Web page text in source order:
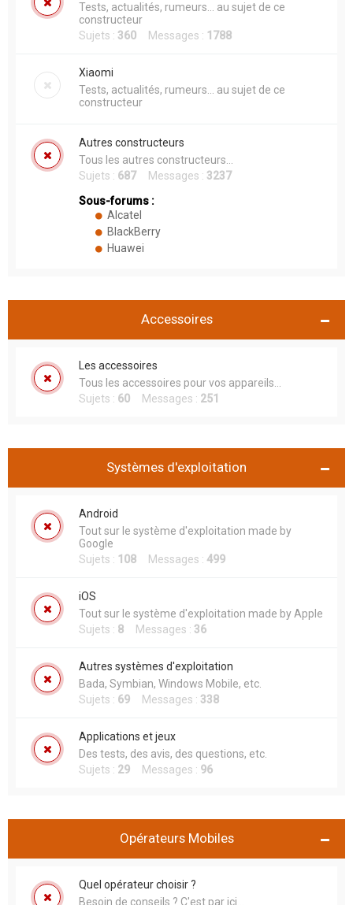
Tests, actualités, rumeurs... au sujet de ce
constructeur
Sujets : 360 Messages : 1788
Xiaomi
Tests, actualités, rumeurs... au sujet de ce
constructeur
Autres constructeurs
Tous les autres constructeurs...
Sujets : 687Messages : 3237
Sous-forums :
Alcatel
BlackBerry
Huawei
Accessoires
Les accessoires
Tous les accessoires pour vos appareils...
Sujets : 60 Messages : 251
Systèmes d'exploitation
Android
Tout sur le système d'exploitation made by
Google
Sujets : 108 Messages : 499
iOS
Tout sur le système d'exploitation made by Apple
Sujets : 8 Messages : 36
Autres systèmes d'exploitation
Bada, Symbian, Windows Mobile, etc.
Sujets : 69 Messages : 338
Applications et jeux
Des tests, des avis, des questions, etc.
Sujets : 29 Messages : 96
Opérateurs Mobiles
Quel opérateur choisir ?
Besoin de conseils ? C'est par ici...